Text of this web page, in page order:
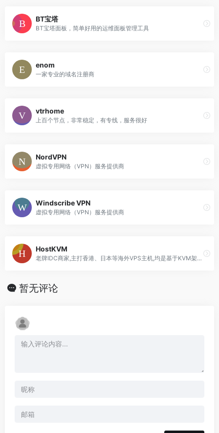
BT宝塔
BT宝塔面板，简单好用的运维面板管理工具
enom
一家专业的域名注册商
vtrhome
上百个节点，非常稳定，有专线，服务很好
NordVPN
虚拟专用网络（VPN）服务提供商
Windscribe VPN
虚拟专用网络（VPN）服务提供商
HostKVM
老牌IDC商家,主打香港、日本等海外VPS主机,均是基于KVM架构主机产品,稳定性不错,在业界具有良好的口碑,适合长期建站用户选择。
暂无评论